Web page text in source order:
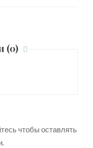
(0)
чтобы оставлять